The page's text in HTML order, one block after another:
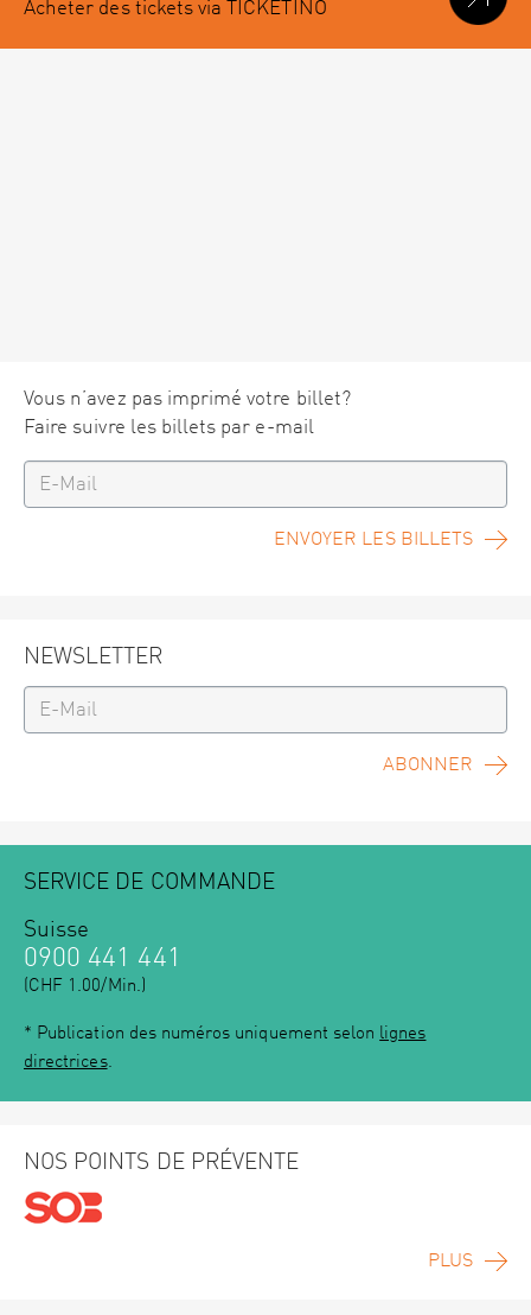
Acheter des tickets via TICKETINO
Vous n’avez pas imprimé votre billet?
Faire suivre les billets par e-mail
ENVOYER LES BILLETS
NEWSLETTER
ABONNER
SERVICE DE COMMANDE
Suisse
0900 441 441
(CHF 1.00/Min.)
* Publication des numéros uniquement selon lignes
directrices.
NOS POINTS DE PRÉVENTE
PLUS